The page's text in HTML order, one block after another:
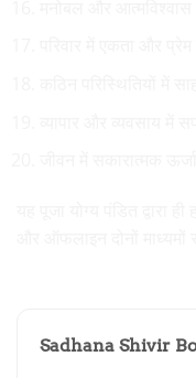
Sadhana Shivir